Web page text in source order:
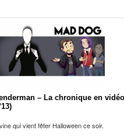
– La chronique en vidéo
qui vient fêter Halloween ce soir.